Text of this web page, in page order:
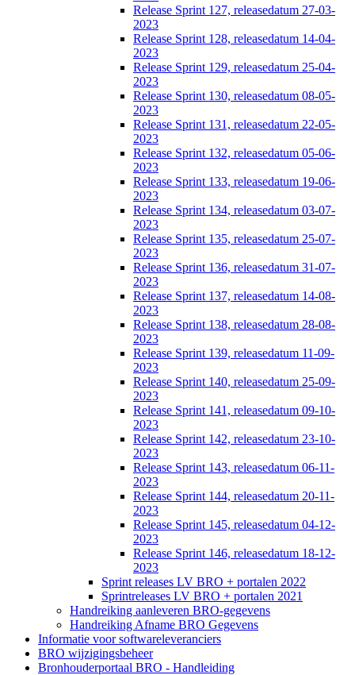
Release Sprint 127, releasedatum 27-03-
2023
Release Sprint 128, releasedatum 14-04-
2023
Release Sprint 129, releasedatum 25-04-
2023
Release Sprint 130, releasedatum 08-05-
2023
Release Sprint 131, releasedatum 22-05-
2023
Release Sprint 132, releasedatum 05-06-
2023
Release Sprint 133, releasedatum 19-06-
2023
Release Sprint 134, releasedatum 03-07-
2023
Release Sprint 135, releasedatum 25-07-
2023
Release Sprint 136, releasedatum 31-07-
2023
Release Sprint 137, releasedatum 14-08-
2023
Release Sprint 138, releasedatum 28-08-
2023
Release Sprint 139, releasedatum 11-09-
2023
Release Sprint 140, releasedatum 25-09-
2023
Release Sprint 141, releasedatum 09-10-
2023
Release Sprint 142, releasedatum 23-10-
2023
Release Sprint 143, releasedatum 06-11-
2023
Release Sprint 144, releasedatum 20-11-
2023
Release Sprint 145, releasedatum 04-12-
2023
Release Sprint 146, releasedatum 18-12-
2023
Sprint releases LV BRO + portalen 2022
Sprintreleases LV BRO + portalen 2021
Handreiking aanleveren BRO-gegevens
Handreiking Afname BRO Gegevens
Informatie voor softwareleveranciers
BRO wijzigingsbeheer
Bronhouderportaal BRO - Handleiding